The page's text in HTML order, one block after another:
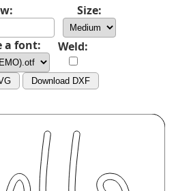
Size:
a font: Weld:
Download DXF